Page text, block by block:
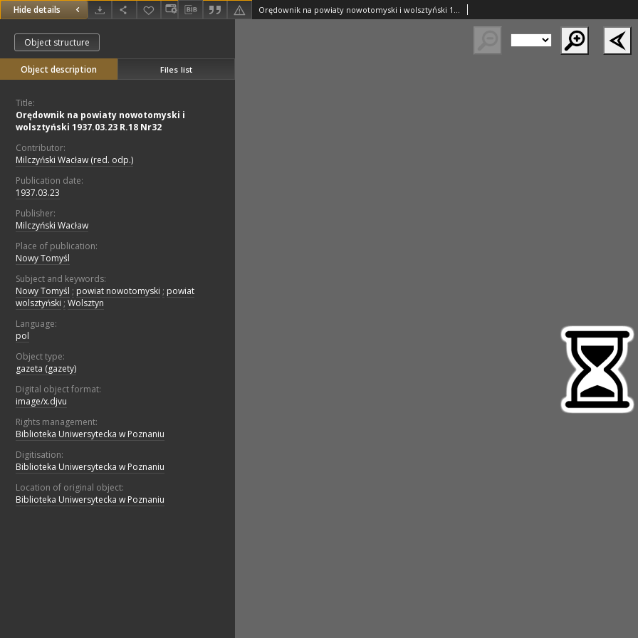
Hide details Orędownik na powiaty nowotomyski i wolsztyński 1937.03.23 R.18 Nr32
Object structure
Object description Files list
Title:
Orędownik na powiaty nowotomyski i
wolsztyński 1937.03.23 R.18 Nr32
Contributor:
Milczyński Wacław (red. odp.)
Publication date:
1937.03.23
Publisher:
Milczyński Wacław
Place of publication:
Nowy Tomyśl
Subject and keywords:
Nowy Tomyśl ; powiat nowotomyski ; powiat
wolsztyński ; Wolsztyn
Language:
pol
Object type:
gazeta (gazety)
Digital object format:
image/x.djvu
Rights management:
Biblioteka Uniwersytecka w Poznaniu
Digitisation:
Biblioteka Uniwersytecka w Poznaniu
Location of original object:
Biblioteka Uniwersytecka w Poznaniu